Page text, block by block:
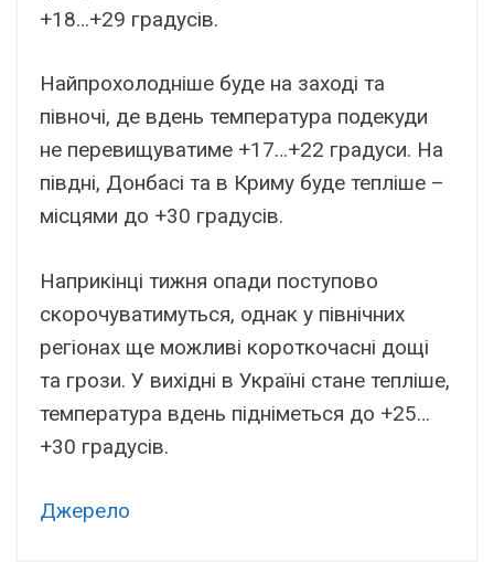
+18…+29 градусів.
Найпрохолодніше буде на заході та
півночі, де вдень температура подекуди
не перевищуватиме +17…+22 градуси. На
півдні, Донбасі та в Криму буде тепліше –
місцями до +30 градусів.
Наприкінці тижня опади поступово
скорочуватимуться, однак у північних
регіонах ще можливі короткочасні дощі
та грози. У вихідні в Україні стане тепліше,
температура вдень підніметься до +25…
+30 градусів.
Джерело